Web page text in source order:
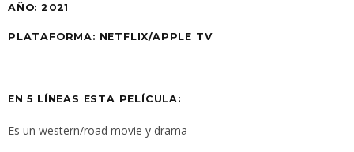
AÑO: 2021
PLATAFORMA: NETFLIX/APPLE TV
EN 5 LÍNEAS ESTA PELÍCULA:
Es un western/road movie y drama